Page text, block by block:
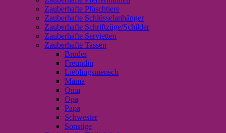
Zauberhafte Plüschtiere
Zauberhafte Schlüsselanhänger
Zauberhafte Schriftzüge/Schilder
Zauberhafte Servietten
Zauberhafte Tassen
Bruder
Freundin
Lieblingsmensch
Mama
Oma
Opa
Papa
Schwester
Sonstige